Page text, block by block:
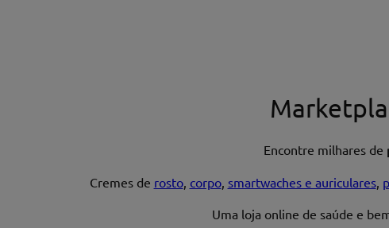
Encontre milhares de
Cremes de rosto, corpo, smartwaches e auriculares,
Uma loja online de saúde e